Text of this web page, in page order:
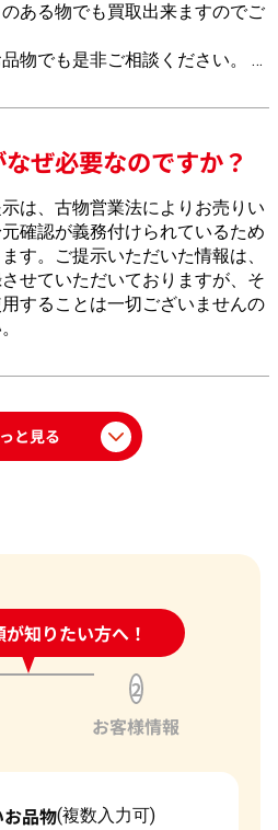
ある物でも買取出来ますのでご
物でも是非ご相談ください。
し
ぜ必要なのですか？
は、古物営業法によりお売りい
確認が義務付けられているため
す。ご提示いただいた情報は、
せていただいておりますが、そ
することは一切ございませんの
と見る
知りたい方へ！
問い合わせフォーム
2
お客様情報
品物(複数入力可)